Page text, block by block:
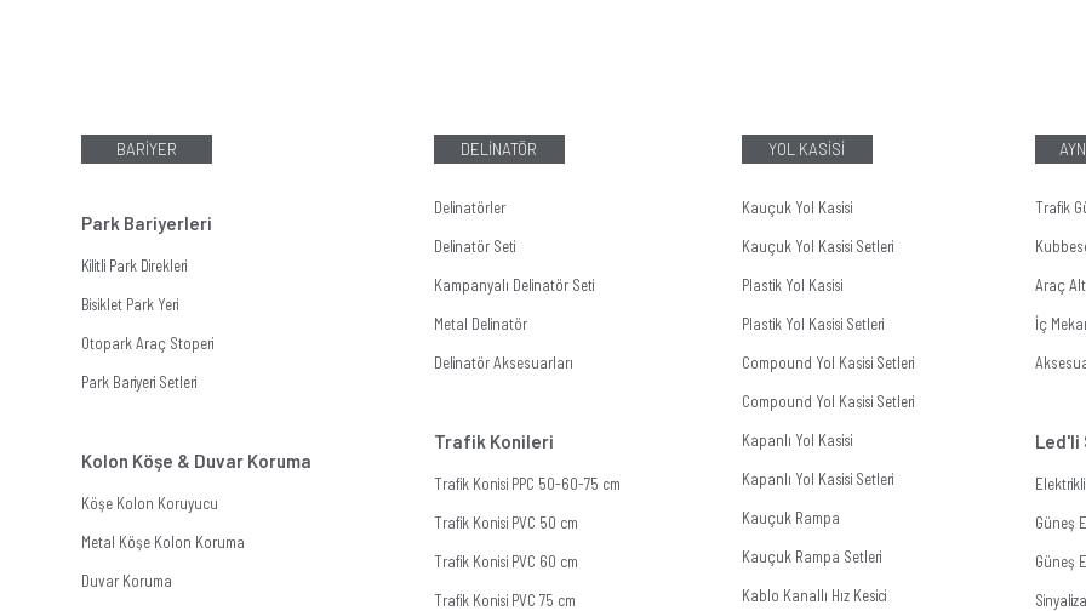
BARİYER
Park Bariyerleri
Kilitli Park Direkleri
Bisiklet Park Yeri
Otopark Araç Stoperi
Park Bariyeri Setleri
Kolon Köşe & Duvar Koruma
Köşe Kolon Koruyucu
Metal Köşe Kolon Koruma
Duvar Koruma
DELİNATÖR
Delinatörler
Delinatör Seti
Kampanyalı Delinatör Seti
Metal Delinatör
Delinatör Aksesuarları
Trafik Konileri
Trafik Konisi PPC 50-60-75 cm
Trafik Konisi PVC 50 cm
Trafik Konisi PVC 60 cm
Trafik Konisi PVC 75 cm
YOL KASİSİ
Kauçuk Yol Kasisi
Kauçuk Yol Kasisi Setleri
Plastik Yol Kasisi
Plastik Yol Kasisi Setleri
Compound Yol Kasisi Setleri
Compound Yol Kasisi Setleri
Kapanlı Yol Kasisi
Kapanlı Yol Kasisi Setleri
Kauçuk Rampa
Kauçuk Rampa Setleri
Kablo Kanallı Hız Kesici
Trafik
Araç
İç
Led'li
Güneş
Güneş